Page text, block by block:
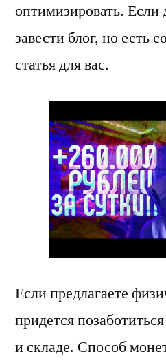
оптимизировать. Если
завести блог, но есть
статья для вас.
Если предлагаете
придется
и складе. Способ